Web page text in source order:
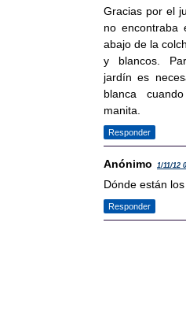
Gracias por el
no encontraba
abajo de la
y blancos.
jardín es
blanca
manita.
Responder
Anónimo 1/11/12
Dónde están
Responder